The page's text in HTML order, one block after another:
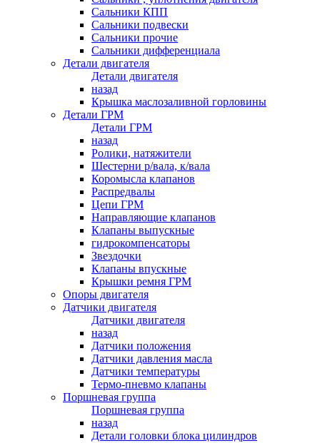
Сальники КПП
Сальники подвески
Сальники прочие
Сальники дифференциала
Детали двигателя
Детали двигателя
назад
Крышка маслозаливной горловины
Детали ГРМ
Детали ГРМ
назад
Ролики, натяжители
Шестерни р/вала, к/вала
Коромысла клапанов
Распредвалы
Цепи ГРМ
Направляющие клапанов
Клапаны выпускные
гидрокомпенсаторы
Звездочки
Клапаны впускные
Крышки ремня ГРМ
Опоры двигателя
Датчики двигателя
Датчики двигателя
назад
Датчики положения
Датчики давления масла
Датчики температуры
Термо-пневмо клапаны
Поршневая группа
Поршневая группа
назад
Детали головки блока цилиндров